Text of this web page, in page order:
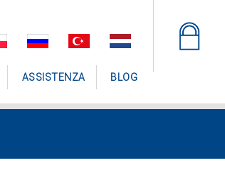
ASSISTENZA BLOG